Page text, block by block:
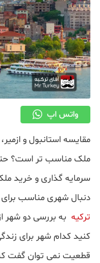
واتس اپ
مقایسه استانبول و
ملک مناسب تر است؟
سرمایه گذاری و خرید
دنبال شهری مناسب
ترکیه به بررسی دو شهر
کنید کدام شهر برای
قطعیت نمی توان گفت